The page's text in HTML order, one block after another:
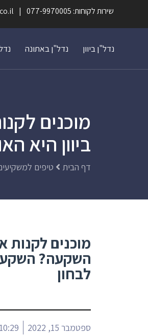
שירות לקוחות: 077-9970005
נדל"ן ביוון נדל"ן באתונה
מוכנים
ביוון היא
דף הבית טיפים
מוכנים
השקעה?
לבחון
ספטמבר 15, 2022 10:29 am